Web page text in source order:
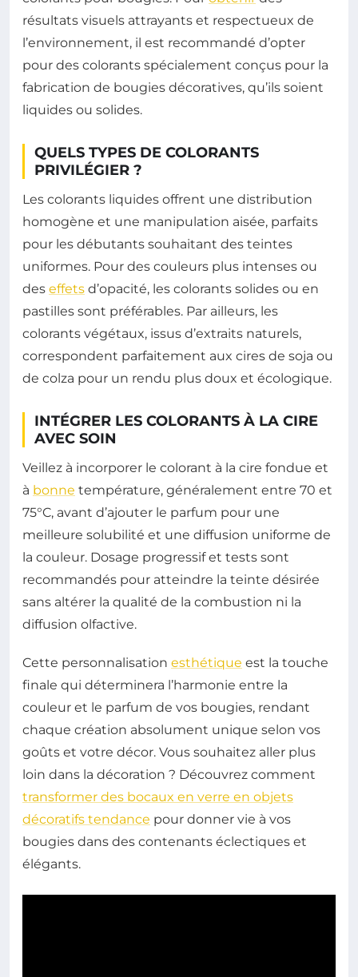
résultats visuels attrayants et respectueux de
l’environnement, il est recommandé d’opter
pour des colorants spécialement conçus pour la
fabrication de bougies décoratives, qu’ils soient
liquides ou solides.
QUELS TYPES DE COLORANTS
PRIVILÉGIER ?
Les colorants liquides offrent une distribution
homogène et une manipulation aisée, parfaits
pour les débutants souhaitant des teintes
uniformes. Pour des couleurs plus intenses ou
des effets d’opacité, les colorants solides ou en
pastilles sont préférables. Par ailleurs, les
colorants végétaux, issus d’extraits naturels,
correspondent parfaitement aux cires de soja ou
de colza pour un rendu plus doux et écologique.
INTÉGRER LES COLORANTS À LA CIRE
AVEC SOIN
Veillez à incorporer le colorant à la cire fondue et
à bonne température, généralement entre 70 et
75°C, avant d’ajouter le parfum pour une
meilleure solubilité et une diffusion uniforme de
la couleur. Dosage progressif et tests sont
recommandés pour atteindre la teinte désirée
sans altérer la qualité de la combustion ni la
diffusion olfactive.
Cette personnalisation esthétique est la touche
finale qui déterminera l’harmonie entre la
couleur et le parfum de vos bougies, rendant
chaque création absolument unique selon vos
goûts et votre décor. Vous souhaitez aller plus
loin dans la décoration ? Découvrez comment
transformer des bocaux en verre en objets
décoratifs tendance pour donner vie à vos
bougies dans des contenants éclectiques et
élégants.